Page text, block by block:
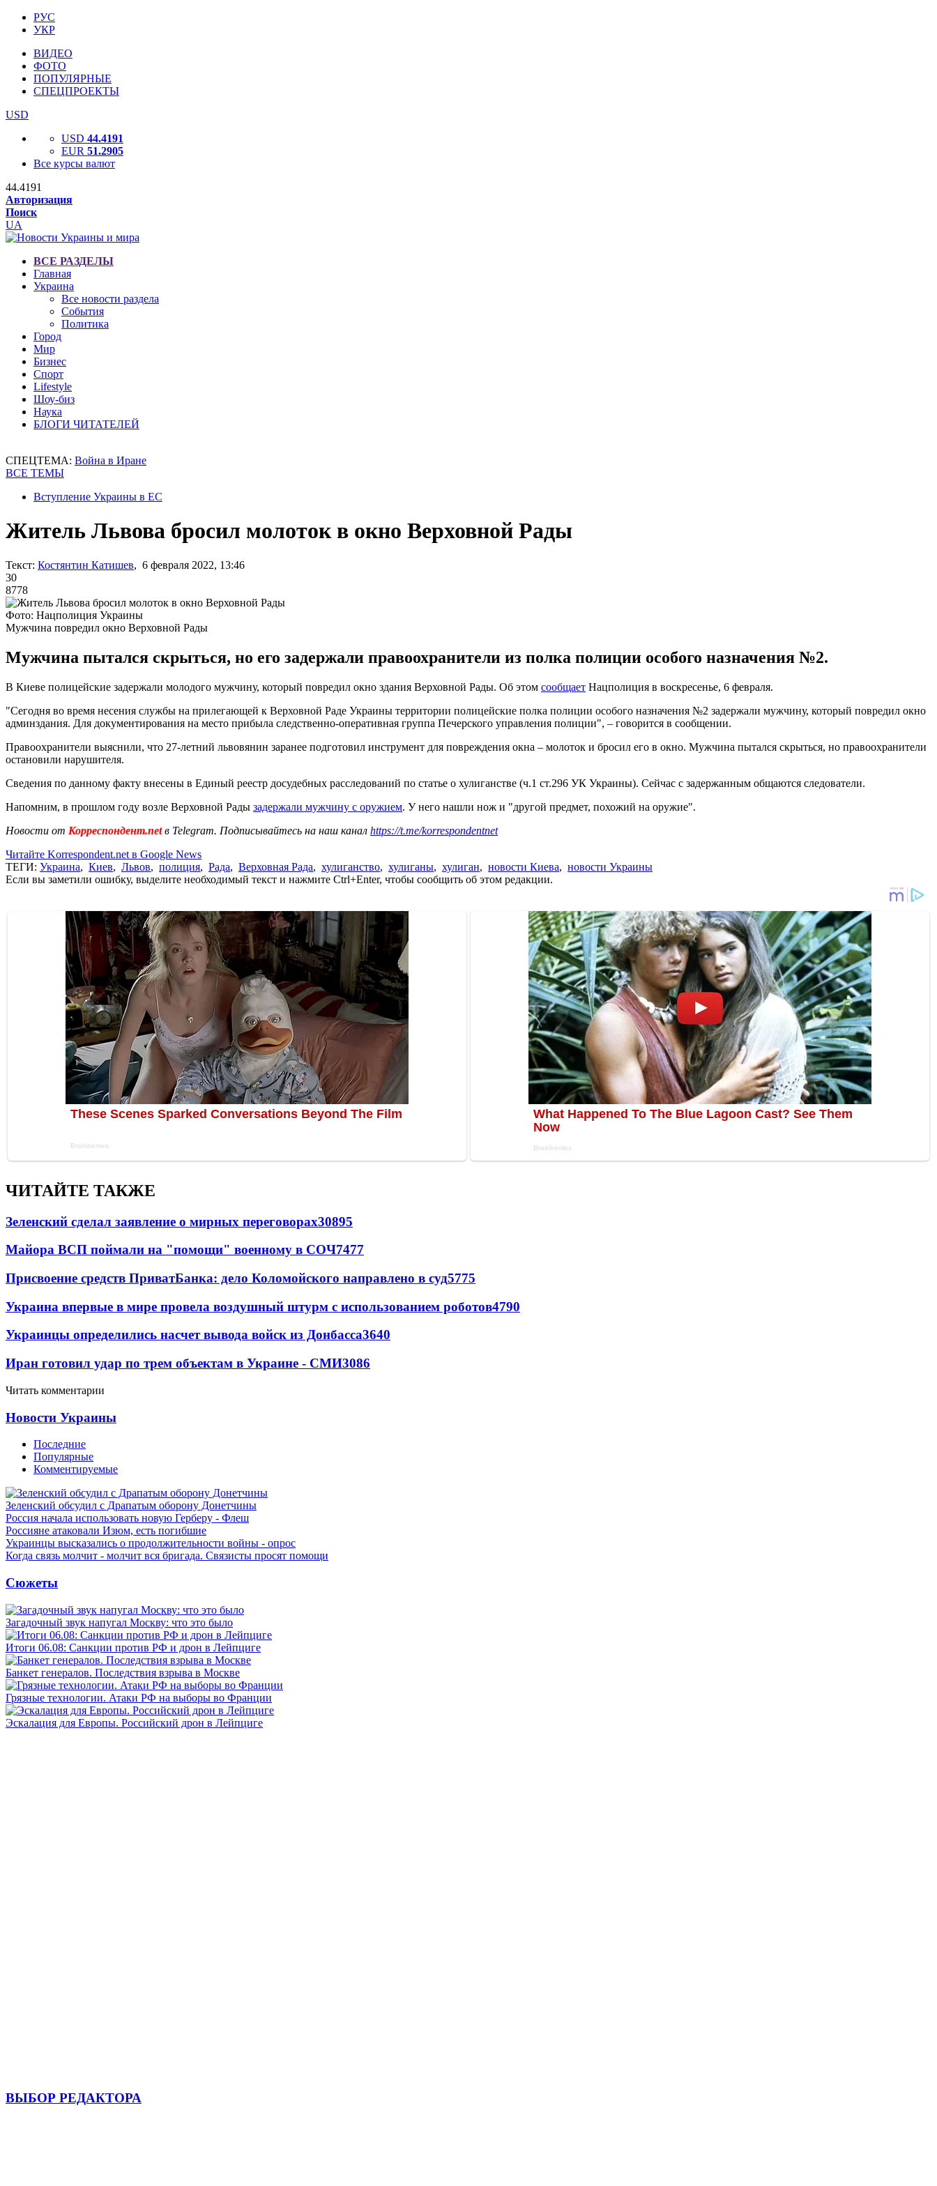
РУС
УКР
ВИДЕО
ФОТО
ПОПУЛЯРНЫЕ
СПЕЦПРОЕКТЫ
USD
USD 44.4191
EUR 51.2905
Все курсы валют
44.4191
Авторизация
Поиск
UA
ВСЕ РАЗДЕЛЫ
Главная
Украина
Все новости раздела
События
Политика
Город
Мир
Бизнес
Спорт
Lifestyle
Шоу-биз
Наука
БЛОГИ ЧИТАТЕЛЕЙ
СПЕЦТЕМА: Война в Иране
ВСЕ ТЕМЫ
Вступление Украины в ЕС
Житель Львова бросил молоток в окно Верховной Рады
Текст: Костянтин Катишев, 6 февраля 2022, 13:46
30
8778
Фото: Нацполиция Украины
Мужчина повредил окно Верховной Рады
Мужчина пытался скрыться, но его задержали правоохранители из полка полиции особого назначения №2.
В Киеве полицейские задержали молодого мужчину, который повредил окно здания Верховной Рады. Об этом сообщает Нацполиция в воскресенье, 6 февраля.
"Сегодня во время несения службы на прилегающей к Верховной Раде Украины территории полицейские полка полиции особого назначения №2 задержали мужчину, который повредил окно
админздания. Для документирования на место прибыла следственно-оперативная группа Печерского управления полиции", – говорится в сообщении.
Правоохранители выяснили, что 27-летний львовянин заранее подготовил инструмент для повреждения окна – молоток и бросил его в окно. Мужчина пытался скрыться, но правоохранители
остановили нарушителя.
Сведения по данному факту внесены в Единый реестр досудебных расследований по статье о хулиганстве (ч.1 ст.296 УК Украины). Сейчас с задержанным общаются следователи.
Напомним, в прошлом году возле Верховной Рады задержали мужчину с оружием. У него нашли нож и "другой предмет, похожий на оружие".
Новости от Корреспондент.netв Telegram. Подписывайтесь на наш канал https://t.me/korrespondentnet
Читайте Korrespondent.net в Google News
ТЕГИ: Украина, Киев, Львов, полиция, Рада, Верховная Рада, хулиганство, хулиганы, хулиган, новости Киева, новости Украины
Если вы заметили ошибку, выделите необходимый текст и нажмите Ctrl+Enter, чтобы сообщить об этом редакции.
ЧИТАЙТЕ ТАКЖЕ
Зеленский сделал заявление о мирных переговорах30895
Майора ВСП поймали на "помощи" военному в СОЧ7477
Присвоение средств ПриватБанка: дело Коломойского направлено в суд5775
Украина впервые в мире провела воздушный штурм с использованием роботов4790
Украинцы определились насчет вывода войск из Донбасса3640
Иран готовил удар по трем объектам в Украине - СМИ3086
Читать комментарии
Новости Украины
Последние
Популярные
Комментируемые
Зеленский обсудил с Драпатым оборону Донетчины
Россия начала использовать новую Герберу - Флеш
Россияне атаковали Изюм, есть погибшие
Украинцы высказались о продолжительности войны - опрос
Когда связь молчит - молчит вся бригада. Связисты просят помощи
Сюжеты
Загадочный звук напугал Москву: что это было
Итоги 06.08: Санкции против РФ и дрон в Лейпциге
Банкет генералов. Последствия взрыва в Москве
Грязные технологии. Атаки РФ на выборы во Франции
Эскалация для Европы. Российский дрон в Лейпциге
ВЫБОР РЕДАКТОРА